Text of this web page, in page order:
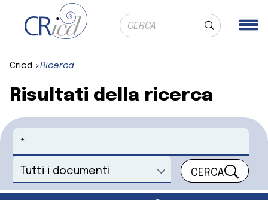
Ricerca globale
Cerca
Cricd Ricerca
Risultati della ricerca
Cerca
Seleziona un documento CERCA